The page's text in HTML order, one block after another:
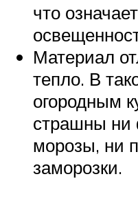
что
Материал
тепло. В
огородным
страшны ни
морозы, ни
заморозки.